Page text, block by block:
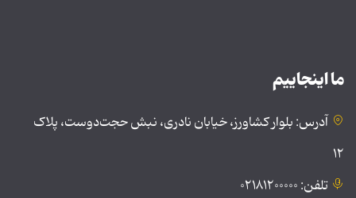
ما اینجاییم
آدرس: بلوار کشاورز، خیابان نادری، نبش حجت‌دوست، پلاک
۱۲
تلفن: ۰۲۱۸۱۲۰۰۰۰۰